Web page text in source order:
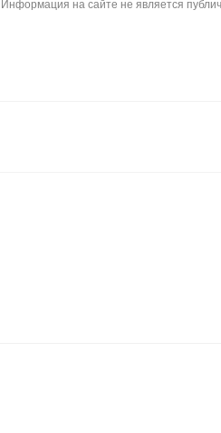
Информация на сайте не является